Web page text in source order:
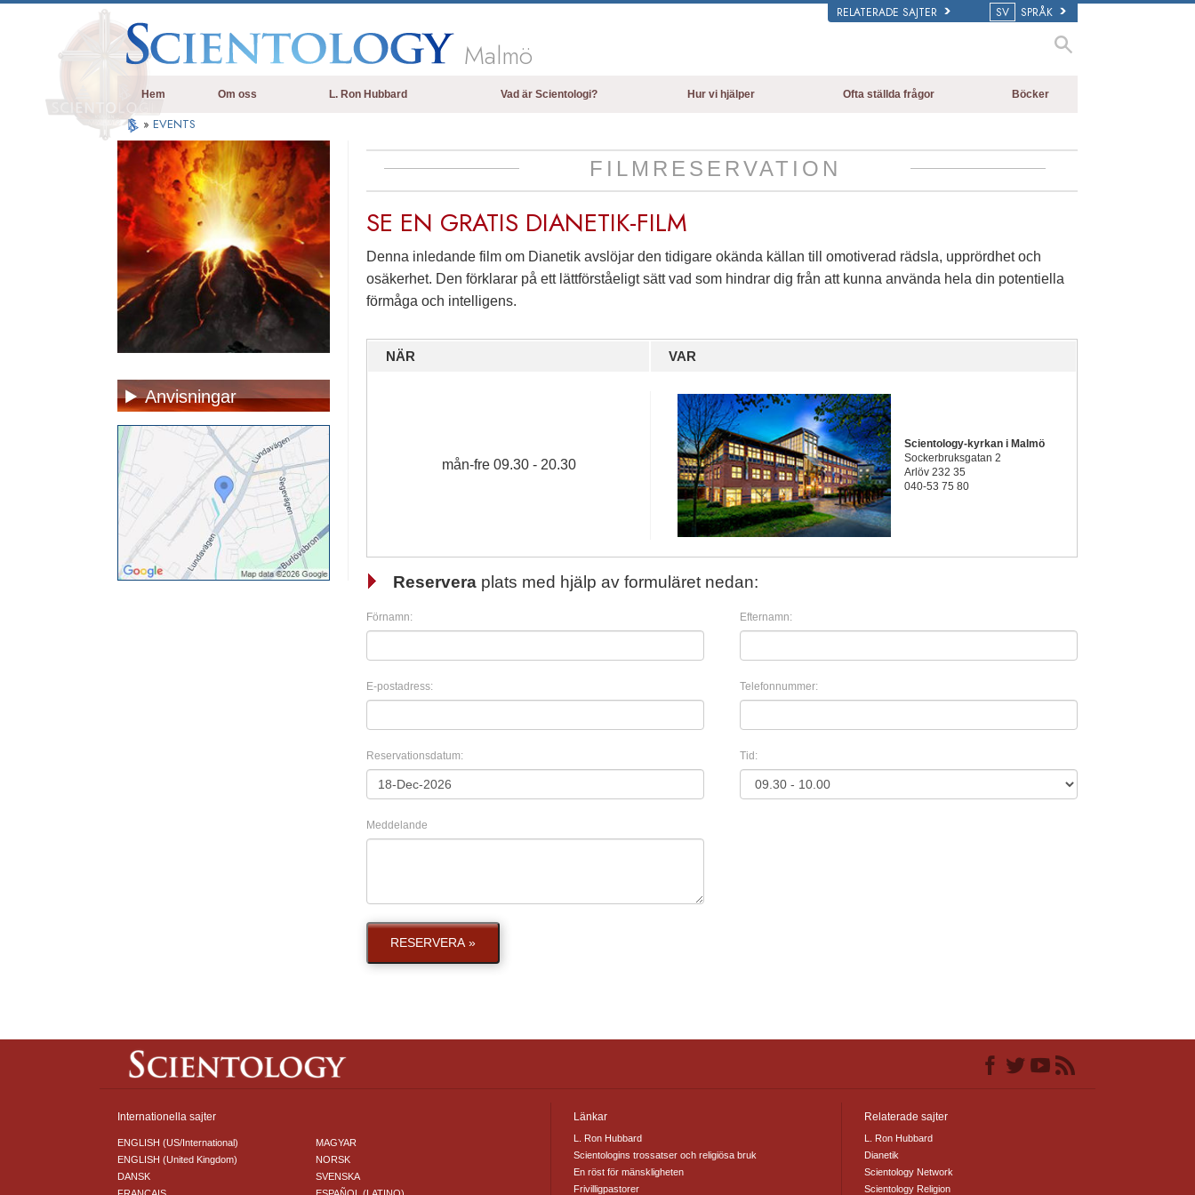
RELATERADE SAJTER SV SPRÅK
Malmö
Hem Om oss L. Ron Hubbard Vad är Scientologi?
Scientologins trossatser & kodexar
Vad scientologer säger om Scientologi
Träffa en scientolog
Inne i en Kyrka
Scientologins grundprinciper
Hur vi hjälper Ofta ställda frågor
Inne i en Kyrka
Böcker
Introduktions-
» EVENTS
FILMRESERVATION
SE EN GRATIS DIANETIK-FILM
Denna inledande film om Dianetik avslöjar den tidigare okända källan till omotiverad rädsla, upprördhet och
osäkerhet. Den förklarar på ett lättförståeligt sätt vad som hindrar dig från att kunna använda hela din potentiella
förmåga och intelligens.
NÄR VAR
mån-fre 09.30 - 20.30
Scientology-kyrkan i Malmö
Sockerbruksgatan 2
Arlöv 232 35
040-53 75 80
Reservera plats med hjälp av formuläret nedan:
Förnamn: Efternamn:
E-postadress: Telefonnummer:
Reservationsdatum: Tid:
Meddelande
RESERVERA »
Anvisningar
Internationella sajter
ENGLISH (US/International)
ENGLISH (United Kingdom)
DANSK
MAGYAR
NORSK
SVENSKA
Länkar
L. Ron Hubbard
Scientologins trossatser och religiösa bruk
En röst för mänskligheten
Frivilligpastorer
Relaterade sajter
L. Ron Hubbard
Dianetik
Scientology Network
Scientology Religion